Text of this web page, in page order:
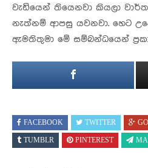
වැඩියෙන් තියෙනවා කියලා
නැත්නම් ආපසු යවනවා. හෙට
ඇමතිතුමා මේ සම්බන්ධයෙන්
FACEBOOK TWITTER
TUMBLR PINTEREST